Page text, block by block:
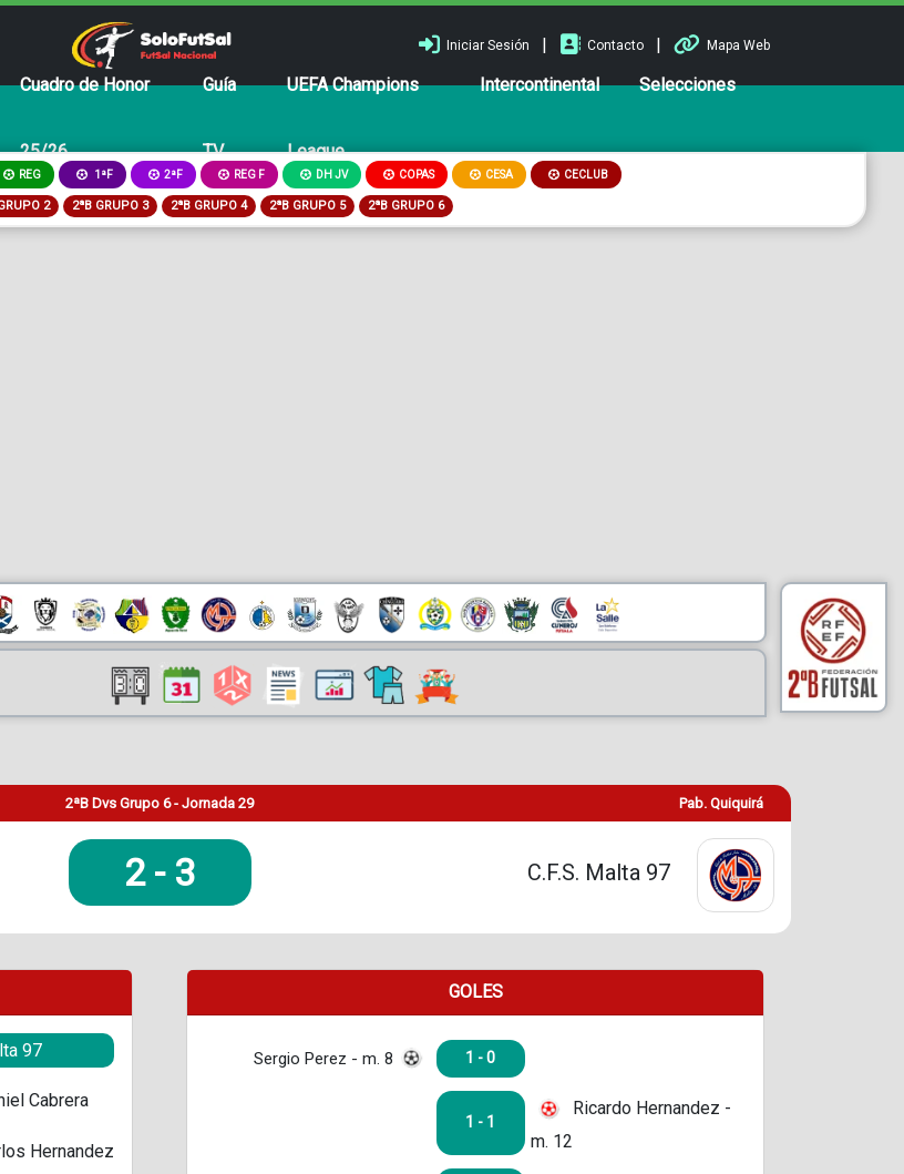
Iniciar Sesión | Contacto | Mapa Web
Cuadro de Honor
25/26
Guía
TV
UEFA Champions
League
Intercontinental Selecciones
REG 1ªF 2ªF REG F DH JV COPAS CESA CECLUB
2 2ªB GRUPO 3 2ªB GRUPO 4 2ªB GRUPO 5 2ªB GRUPO 6
2ªB Dvs Grupo 6 - Jornada 29 Pab. Quiquirá
2- 3 C.F.S. Malta 97
97
Cabrera
Hernandez
GOLES
Sergio Perez - m. 8 1 - 0
1 - 1
Ricardo Hernandez -
m. 12